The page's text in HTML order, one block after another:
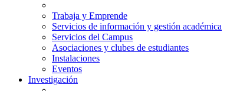
Trabaja y Emprende
Servicios de información y gestión académica
Servicios del Campus
Asociaciones y clubes de estudiantes
Instalaciones
Eventos
Investigación